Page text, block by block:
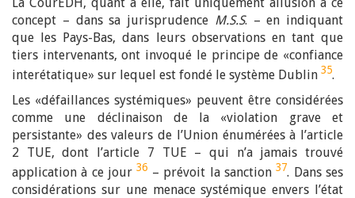
concept – dans sa jurisprudence M.S.S. – en indiquant
que les Pays-Bas, dans leurs observations en tant que
tiers intervenants, ont invoqué le principe de «confiance
interétatique» sur lequel est fondé le système Dublin 35.
Les «défaillances systémiques» peuvent être considérées
comme une déclinaison de la «violation grave et
persistante» des valeurs de l’Union énumérées à l’article
2 TUE, dont l’article 7 TUE – qui n’a jamais trouvé
application à ce jour36 – prévoit la sanction37. Dans ses
considérations sur une menace systémique envers l’état